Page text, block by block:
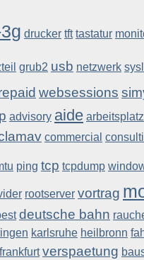
drucker tft tastatur
grub2 usb netzwerk
websessions
advisory aide arbeitsplatz
commercial
ping tcp tcpdump
rootserver vortrag
deutsche bahn
karlsruhe heilbronn
frankfurt verspaetung